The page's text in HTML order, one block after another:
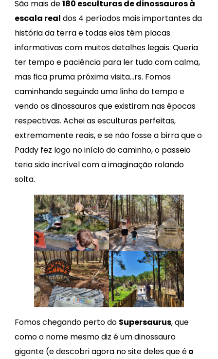
São mais de180 esculturas de dinossauros à
escala real dos 4 períodos mais importantes da
história da terra e todas elas têm placas
informativas com muitos detalhes legais. Queria
ter tempo e paciência para ler tudo com calma,
mas fica pruma próxima visita…rs. Fomos
caminhando seguindo uma linha do tempo e
vendo os dinossauros que existiram nas épocas
respectivas. Achei as esculturas perfeitas,
extremamente reais, e se não fosse a birra que o
Paddy fez logo no início do caminho, o passeio
teria sido incrível com a imaginação rolando
solta.
Fomos chegando perto do Supersaurus, que
como o nome mesmo diz é um dinossauro
gigante (e descobri agora no site deles que éo